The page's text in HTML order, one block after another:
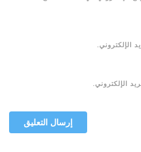
الإلكتروني.
الإلكتروني.